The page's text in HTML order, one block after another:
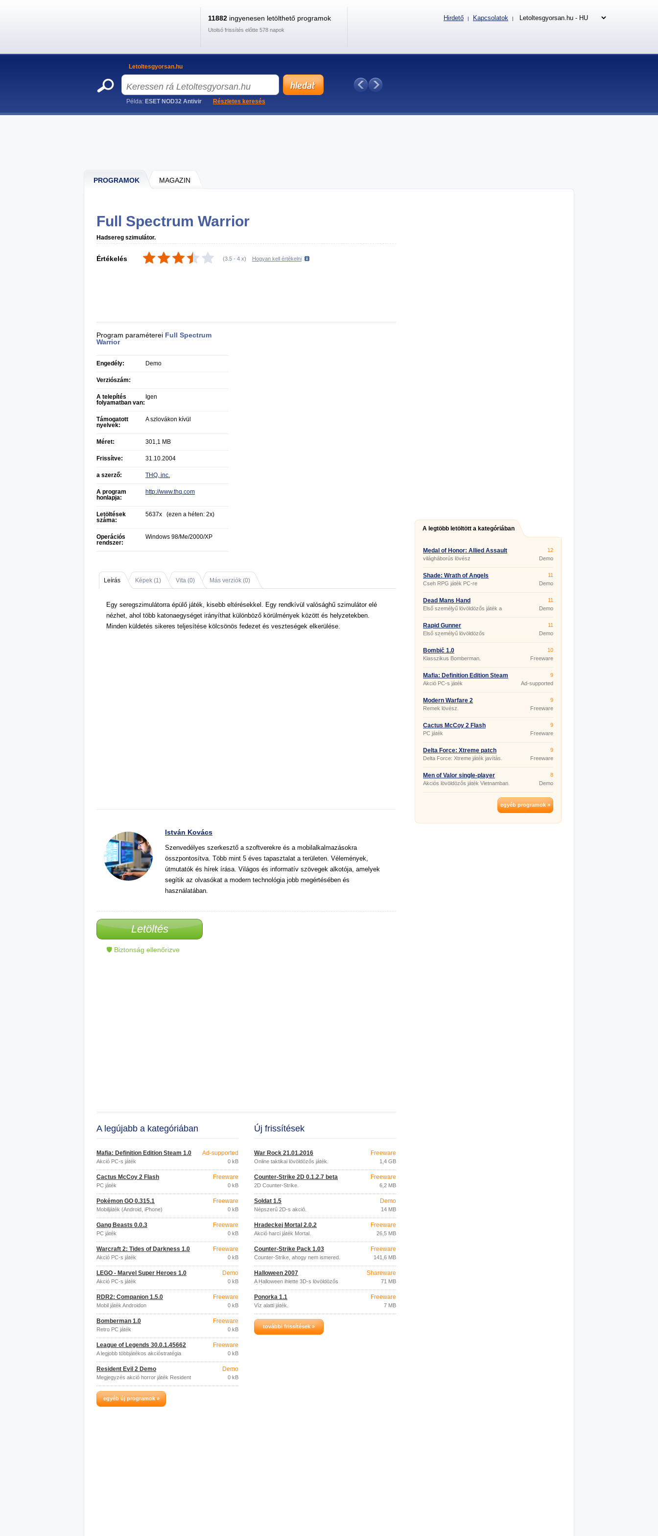
PROGRAMOK MAGAZIN
Full Spectrum Warrior
Hadsereg szimulátor.
Értékelés (3.5 - 4 x) Hogyan kell értékelni
Program paraméterei Full Spectrum
Warrior
Engedély: Demo
Verziószám:
A telepítés
folyamatban van:
Igen
Támogatott
nyelvek:
A szlovákon kívül
Méret: 301,1 MB
Frissítve: 31.10.2004
a szerző: THQ, inc.
A program
honlapja:
http://www.thq.com
Letöltések
száma:
5637x (ezen a héten: 2x)
Operációs
rendszer:
Windows 98/Me/2000/XP
Leírás Képek (1) Vita (0) Más verziók (0)
Egy seregszimulátorra épülő játék, kisebb eltérésekkel. Egy rendkívül valósághű szimulátor elé
nézhet, ahol több katonaegységet irányíthat különböző körülmények között és helyzetekben.
Minden küldetés sikeres teljesítése kölcsönös fedezet és veszteségek elkerülése.
István Kovács
Szenvedélyes szerkesztő a szoftverekre és a mobilalkalmazásokra
összpontosítva. Több mint 5 éves tapasztalat a területen. Vélemények,
útmutatók és hírek írása. Világos és informatív szövegek alkotója, amelyek
segítik az olvasókat a modern technológia jobb megértésében és
használatában.
Letöltés
🛡 Biztonság ellenőrizve
A legújabb a kategóriában
Mafia: Definition Edition Steam 1.0
Akció PC-s játék
Ad-supported
0 kB
Cactus McCoy 2 Flash
PC játék
Freeware
0 kB
Pokémon GO 0.315.1
Mobiljáték (Android, iPhone)
Freeware
0 kB
Gang Beasts 0.0.3
PC játék
Freeware
0 kB
Warcraft 2: Tides of Darkness 1.0
Akció PC-s játék
Freeware
0 kB
LEGO - Marvel Super Heroes 1.0
Akció PC-s játék
Demo
0 kB
RDR2: Companion 1.5.0
Mobil játék Androidon
Freeware
0 kB
Bomberman 1.0
Retro PC játék
Freeware
0 kB
League of Legends 30.0.1.45662
A legjobb többjátékos akcióstratégia
Freeware
0 kB
Resident Evil 2 Demo
Megjegyzés akció horror játék Resident
Demo
0 kB
egyéb új programok »
Új frissítések
War Rock 21.01.2016
Online taktikai lövöldözős játék.
Freeware
1,4 GB
Counter-Strike 2D 0.1.2.7 beta
2D Counter-Strike.
Freeware
6,2 MB
Soldat 1.5
Népszerű 2D-s akció.
Demo
14 MB
Hradeckej Mortal 2.0.2
Akció harci játék Mortal.
Freeware
26,5 MB
Counter-Strike Pack 1.03
Counter-Strike, ahogy nem ismered.
Freeware
141,6 MB
Halloween 2007
A Halloween ihlette 3D-s lövöldözős
játék.
Shareware
71 MB
Ponorka 1.1
Víz alatti játék.
Freeware
7 MB
további frissítések »
A legtöbb letöltött a kategóriában
Medal of Honor: Allied Assault
világháborús lövész
12
Demo
Shade: Wrath of Angels
Cseh RPG játék PC-re
11
Demo
Dead Mans Hand
Első személyű lövöldözős játék a
vadnyugatról.
11
Demo
Rapid Gunner
Első személyű lövöldözős
szimulátor.
11
Demo
Bombič 1.0
Klasszikus Bomberman.
10
Freeware
Mafia: Definition Edition Steam
1.0
Akció PC-s játék
9
Ad-supported
Modern Warfare 2
Remek lövész.
9
Freeware
Cactus McCoy 2 Flash
PC játék
9
Freeware
Delta Force: Xtreme patch
1.6.5.0
Delta Force: Xtreme játék javítás.
9
Freeware
Men of Valor single-player
Akciós lövöldözős játék Vietnamban.
8
Demo
egyéb programok »
11882 ingyenesen letölthető programok
Utolsó frissítés előtte 578 napok
Hirdető | Kapcsolatok |
Letoltesgyorsan.hu
Példa: ESET NOD32 Antivir Részletes keresés